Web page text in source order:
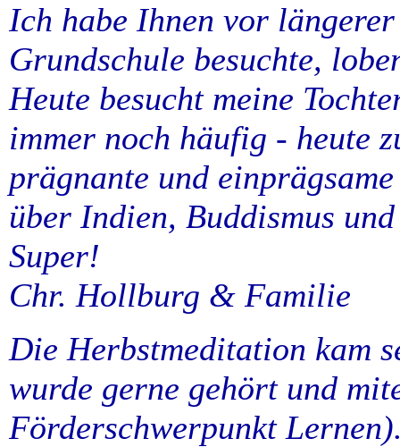
Ich habe Ihnen vor
Grundschule besuchte,
Heute besucht meine
immer noch häufig - heute
prägnante und
über Indien, Buddismus
Super!
Chr. Hollburg & Familie
Die Herbstmeditation kam
wurde gerne gehört und
Förderschwerpunkt